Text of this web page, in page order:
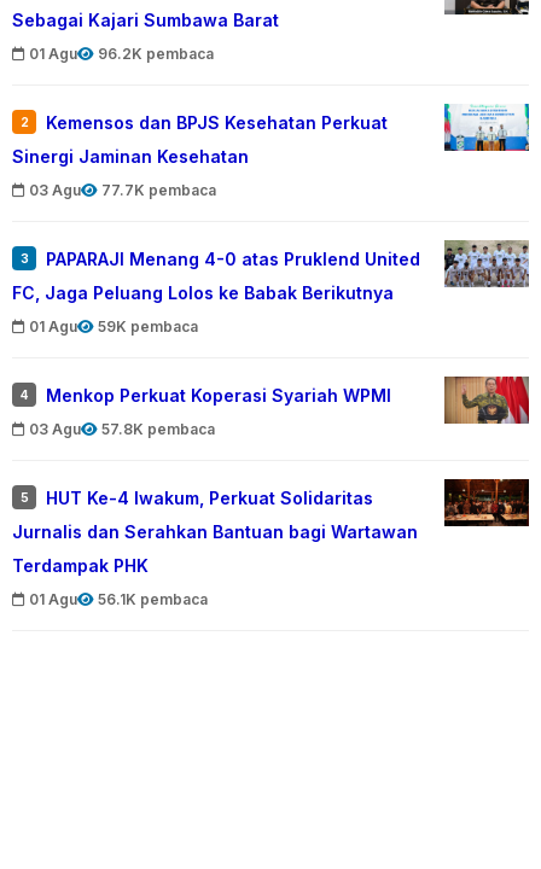
Sebagai Kajari Sumbawa Barat
01 Agu 96.2K pembaca
2
Kemensos dan BPJS Kesehatan Perkuat
Sinergi Jaminan Kesehatan
03 Agu 77.7K pembaca
3
PAPARAJI Menang 4-0 atas Pruklend United
FC, Jaga Peluang Lolos ke Babak Berikutnya
01 Agu 59K pembaca
4 Menkop Perkuat Koperasi Syariah WPMI
03 Agu 57.8K pembaca
5
HUT Ke-4 Iwakum, Perkuat Solidaritas
Jurnalis dan Serahkan Bantuan bagi Wartawan
Terdampak PHK
01 Agu 56.1K pembaca